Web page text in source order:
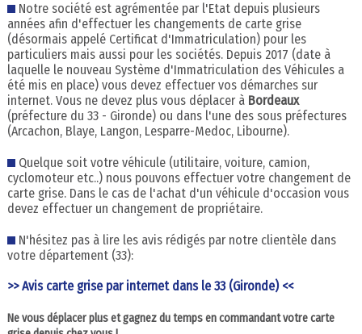
Notre société est agrémentée par l'Etat depuis plusieurs
années afin d'effectuer les changements de carte grise
(désormais appelé Certificat d'Immatriculation) pour les
particuliers mais aussi pour les sociétés. Depuis 2017 (date à
laquelle le nouveau Système d'Immatriculation des Véhicules a
été mis en place) vous devez effectuer vos démarches sur
internet. Vous ne devez plus vous déplacer à Bordeaux
(préfecture du 33 - Gironde) ou dans l'une des sous préfectures
(Arcachon, Blaye, Langon, Lesparre-Medoc, Libourne).
Quelque soit votre véhicule (utilitaire, voiture, camion,
cyclomoteur etc..) nous pouvons effectuer votre changement de
carte grise. Dans le cas de l'achat d'un véhicule d'occasion vous
devez effectuer un changement de propriétaire.
N'hésitez pas à lire les avis rédigés par notre clientèle dans
votre département (33):
>> Avis carte grise par internet dans le 33 (Gironde) <<
Ne vous déplacer plus et gagnez du temps en commandant votre carte